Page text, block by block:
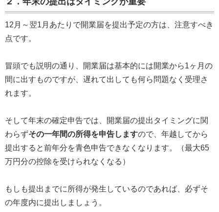
12月～翌1月あたりで開業届を提出予定の方は、注意すべき
点です。
冒頭でも説明の通り、開業届は基本的には開業から1ヶ月の
間に出すものですが、遅れて出しても何ら問題なく受理さ
れます。
そして年末の確定申告では、開業届の提出タイミングに関
わらずその一年間の所得を申告しますので、年越してから
提出すると前年分を青色申告できなくなります。（最大65
万円分の控除を受けられなくなる）
もしも提出までに所得が発生しているのであれば、必ずそ
の年度内に提出しましょう。